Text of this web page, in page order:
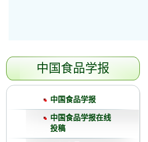
中国食品学报
中国食品学报
中国食品学报在线
投稿